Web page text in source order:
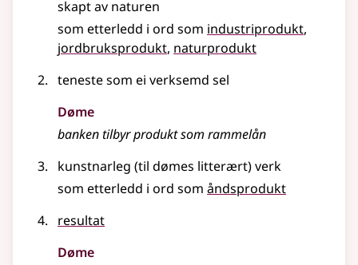
skapt av naturen
som etterledd i ord som industriprodukt
jordbruksprodukt naturprodukt
teneste som ei verksemd sel
Døme
banken tilbyr produkt som rammelån
kunstnarleg (til dømes litterært) verk
som etterledd i ord som åndsprodukt
resultat
Døme